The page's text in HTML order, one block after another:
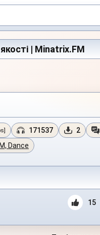
| Minatrix.FM
171537 2
Dance
15